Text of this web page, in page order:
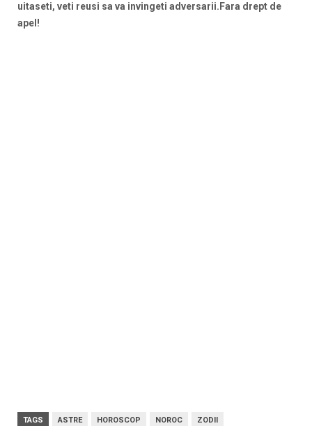
uitaseti, veti reusi sa va invingeti adversarii.Fara drept de
apel!
TAGS ASTRE HOROSCOP NOROC ZODII